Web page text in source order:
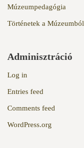
Múzeumpedagógia
Történetek a Múzeumból
Adminisztráció
Log in
Entries feed
Comments feed
WordPress.org